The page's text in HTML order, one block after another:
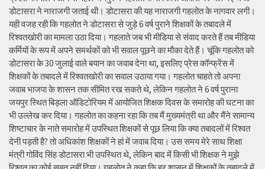
डोटासरा ने नाराजगी जताई थी। डोटासरा की यह नाराजगी गहलोत के नागवार लगी।
यही वजह रही कि गहलोत ने डोटासरा से जुड़े 6 वर्ष पुराने शिक्षकों के तबादले में
रिश्वतखोरी का मामला उठा दिया। गहलाते जब भी मीडिया से संवाद करते हैं तब मीडिया
कर्मियों के रूप में अपने समर्थकों को भी सवाल पूछने का मौका देते हैं। चूंकि गहलोत को
डोटासरा के 30 जुलाई वाले बयान का जवाब देना था, इसलिए प्रेस कॉन्फ्रेंस में
शिक्षकों के तबादले में रिश्वतखोरी का सवाल उठाया गया। गहलोत चाहते तो अपना
जवाब भाजपा के शासन तक सीमित रख सकते थे, लेकिन गहलोत ने 6 वर्ष पुराना
जयपुर स्थित बिड़ला ऑडिटोरियम में आयोजित शिक्षक दिवस के समारोह की घटना का
भी उल्लेख कर दिया। गहलोत का कहना रहा कि तब मैं मुख्यमंत्री था और मैंने सामान्य
शिष्टाचार के नाते समारोह में उपस्थित शिक्षकों से पूछ लिया कि क्या तबादलों में रिश्वत
देनी पड़ती है? तो अधिकांश शिक्षकों ने हां में जवाब दिया। उस समय मेरे साथ शिक्षा
मंत्री गोविंद सिंह डोटासरा भी उपस्थित थे, लेकिन बाद में किसी भी शिक्षक ने मुझे